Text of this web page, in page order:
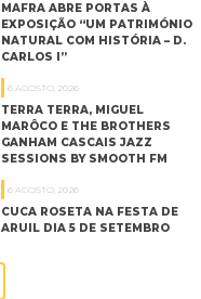
MAFRA ABRE PORTAS À
EXPOSIÇÃO “UM PATRIMÓNIO
NATURAL COM HISTÓRIA – D.
CARLOS I”
6 AGOSTO, 2026
TERRA TERRA, MIGUEL
MARÔCO E THE BROTHERS
GANHAM CASCAIS JAZZ
SESSIONS BY SMOOTH FM
6 AGOSTO, 2026
CUCA ROSETA NA FESTA DE
ARUIL DIA 5 DE SETEMBRO